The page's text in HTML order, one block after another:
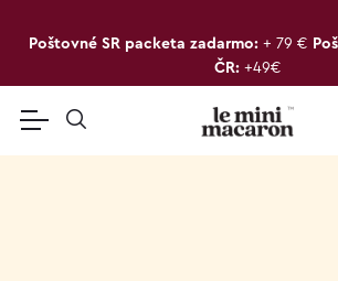
Poštovné SR packeta zadarmo: + 79 €
ČR: +49€